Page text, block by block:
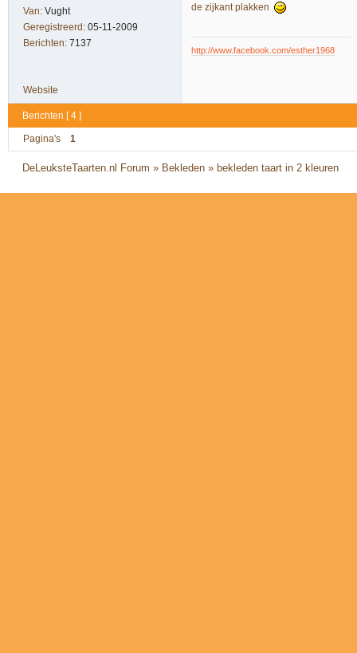
Van: Vught
Geregistreerd: 05-11-2009
Berichten: 7137
de zijkant plakken
http://www.facebook.com/esther1968
Website
Berichten [ 4 ]
Pagina's 1
DeLeuksteTaarten.nl Forum » Bekleden »bekleden taart in 2 kleuren